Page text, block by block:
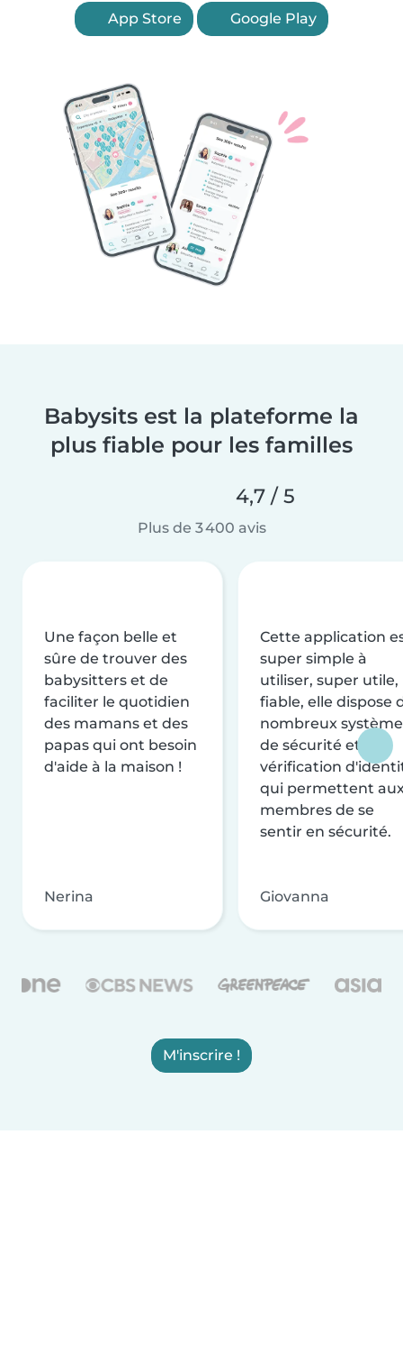
App Store Google Play
Babysits est la plateforme la
plus fiable pour les familles
4,7 / 5
Plus de 3 400 avis
Une façon belle et
sûre de trouver des
babysitters et de
faciliter le quotidien
des mamans et des
papas qui ont besoin
d'aide à la maison !
Nerina
Cette application
super simple à
utiliser, super utile,
fiable, elle dispose
nombreux
de sécurité et de
vérification
qui permettent
membres de se
sentir en sécurité.
Giovanna
M'inscrire !